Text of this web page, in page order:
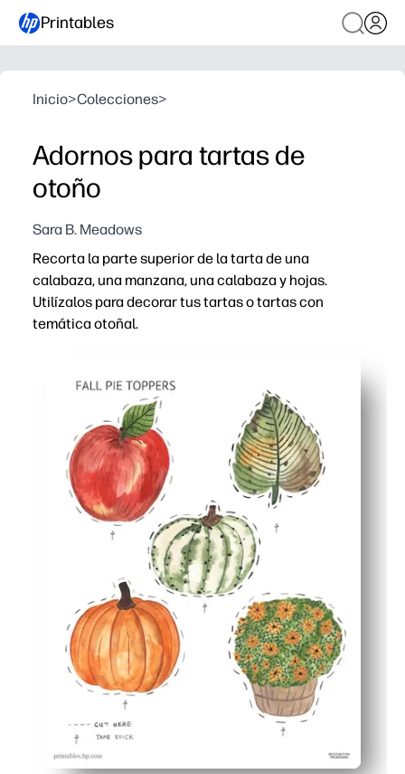
Printables
Inicio>Colecciones>
Adornos para tartas de
otoño
Sara B. Meadows
Recorta la parte superior de la tarta de una
calabaza, una manzana, una calabaza y hojas.
Utilízalos para decorar tus tartas o tartas con
temática otoñal.
Actividad aprobada por niños: mantienes a los
Flexible para cualquier pasta para untar: puedes
Opciones duraderas: puedes dorsar con cartulina o